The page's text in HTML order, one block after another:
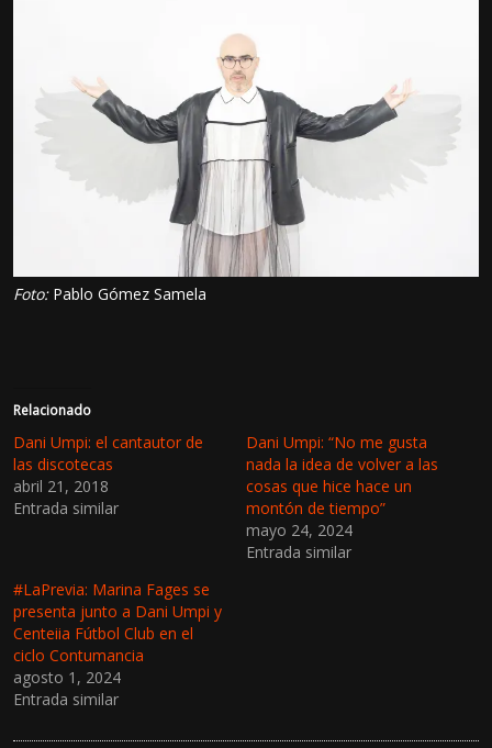
Foto:Pablo Gómez Samela
Relacionado
Dani Umpi: el cantautor de
las discotecas
abril 21, 2018
Entrada similar
Dani Umpi: “No me gusta
nada la idea de volver a las
cosas que hice hace un
montón de tiempo”
mayo 24, 2024
Entrada similar
#LaPrevia: Marina Fages se
presenta junto a Dani Umpi y
Centeiia Fútbol Club en el
ciclo Contumancia
agosto 1, 2024
Entrada similar